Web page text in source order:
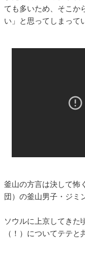
ても多いため、そこか
い」と思ってしまって
釜山の方言は決して怖
団）の釜山男子・ジミ
ソウルに上京してきた
（！）についてテテと